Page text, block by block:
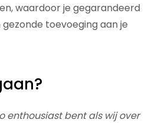
waardoor je gegarandeerd
toevoeging aan je
enthousiast bent als wij over